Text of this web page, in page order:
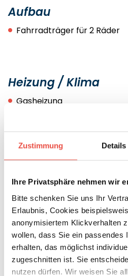
Zustimmung Details
Ihre Privatsphäre nehmen wir
Bitte schenken Sie uns Ihr
Erlaubnis, Cookies
anonymisiertem Klickverhalten
wollen, dass Sie ein passendes
erhalten, das möglichst
zugeschnitten ist. Sie
nutzen dürfen. Wir weisen Sie
Aufbau
Fahrradträger für 2 Räder
Heizung / Klima
Gasheizung
Sonstiges